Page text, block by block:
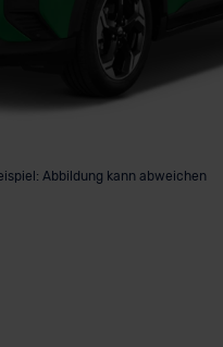
Abbildung kann abweichen